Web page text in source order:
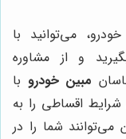
می‌توانید با
و از مشاوره
مبین خودرو با
شرایط اقساطی را به
شما را در